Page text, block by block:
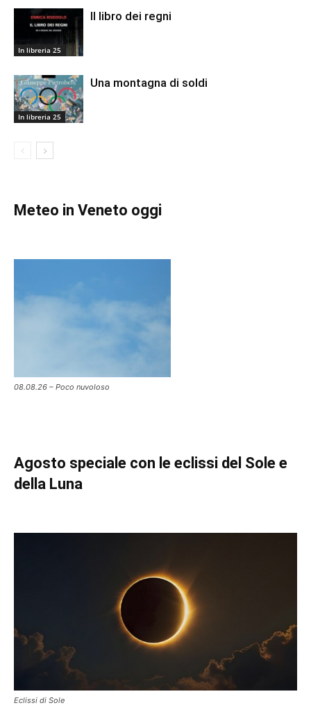
In libreria 25
Il libro dei regni
In libreria 25
Una montagna di soldi
Meteo in Veneto oggi
08.08.26 – Poco nuvoloso
Agosto speciale con le eclissi del Sole e
della Luna
Eclissi di Sole